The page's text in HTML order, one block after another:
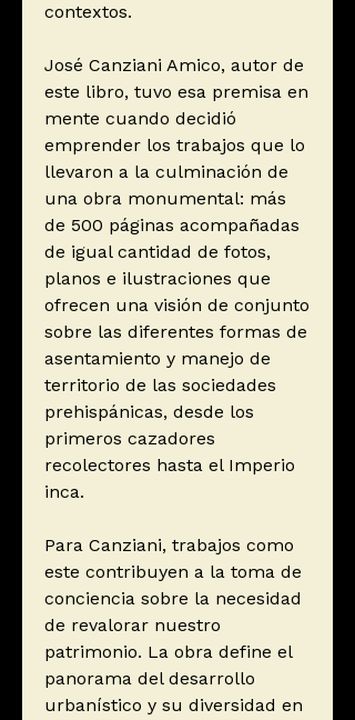
contextos.
José Canziani Amico, autor de
este libro, tuvo esa premisa en
mente cuando decidió
emprender los trabajos que lo
llevaron a la culminación de
una obra monumental: más
de 500 páginas acompañadas
de igual cantidad de fotos,
planos e ilustraciones que
ofrecen una visión de conjunto
sobre las diferentes formas de
asentamiento y manejo de
territorio de las sociedades
prehispánicas, desde los
primeros cazadores
recolectores hasta el Imperio
inca.
Para Canziani, trabajos como
este contribuyen a la toma de
conciencia sobre la necesidad
de revalorar nuestro
patrimonio. La obra define el
panorama del desarrollo
urbanístico y su diversidad en